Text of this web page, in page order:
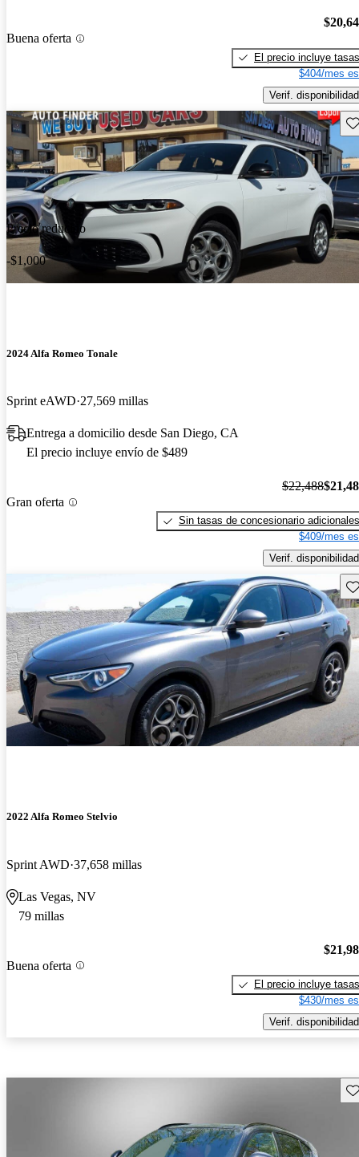
Buena oferta
El precio incluye tasas
$404/mes
Verif. disponibilidad
Precio reducido
-$1,000
2024 Alfa Romeo Tonale
Sprint eAWD 27,569 millas
Entrega a domicilio desde San Diego, CA
El precio incluye envío de $489
Gran oferta
$22,488
Sin tasas de concesionario adicionales
$409/mes
Verif. disponibilidad
2022 Alfa Romeo Stelvio
Sprint AWD 37,658 millas
Las Vegas, NV
79 millas
Buena oferta
El precio incluye tasas
$430/mes
Verif. disponibilidad